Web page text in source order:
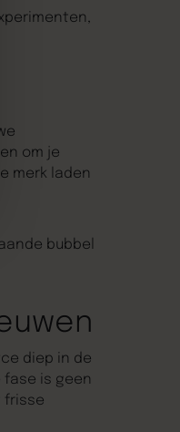
om je
merk laden
bubbel
diep in de
is geen
frisse